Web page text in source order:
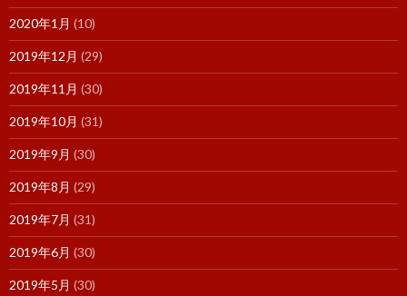
2020年1月 (10)
2019年12月 (29)
2019年11月 (30)
2019年10月 (31)
2019年9月 (30)
2019年8月 (29)
2019年7月 (31)
2019年6月 (30)
2019年5月 (30)